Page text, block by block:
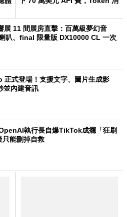
展 11 間展房直擊：百萬級夢幻音
叭、final 限量版 DX10000 CL 一次
正式登場！支援文字、圖片生成影
並內建音訊
執行長自爆TikTok成癮「狂刷
只能刪掉自救